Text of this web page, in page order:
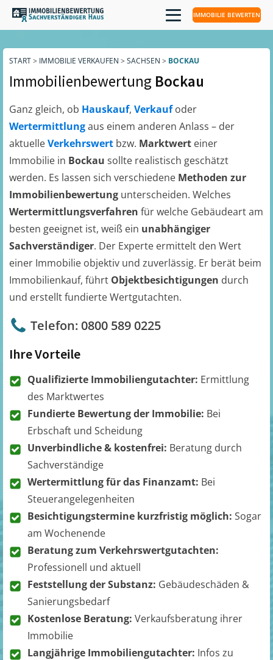
IMMOBILIE BEWERTEN
START> IMMOBILIE VERKAUFEN > SACHSEN > BOCKAU
Immobilienbewertung Bockau
Ganz gleich, ob Hauskauf, Verkaufoder
Wertermittlungaus einem anderen Anlass – der
aktuelleVerkehrswert bzw. Marktwert einer
Immobilie in Bockau sollte realistisch geschätzt
werden. Es lassen sich verschiedene Methoden zur
Immobilienbewertung unterscheiden. Welches
Wertermittlungsverfahren für welche Gebäudeart am
besten geeignet ist, weiß ein unabhängiger
Sachverständiger. Der Experte ermittelt den Wert
einer Immobilie objektiv und zuverlässig. Er berät beim
Immobilienkauf, führt Objektbesichtigungen durch
und erstellt fundierte Wertgutachten.
Telefon: 0800 589 0225
Ihre Vorteile
Qualifizierte Immobiliengutachter: Ermittlung
des Marktwertes
Fundierte Bewertung der Immobilie: Bei
Erbschaft und Scheidung
Unverbindliche & kostenfrei: Beratung durch
Sachverständige
Wertermittlung für das Finanzamt: Bei
Steuerangelegenheiten
Besichtigungstermine kurzfristig möglich: Sogar
am Wochenende
Beratung zum Verkehrswertgutachten:
Professionell und aktuell
Feststellung der Substanz: Gebäudeschäden &
Sanierungsbedarf
Kostenlose Beratung: Verkaufsberatung ihrer
Immobilie
Langjährige Immobiliengutachter: Infos zu